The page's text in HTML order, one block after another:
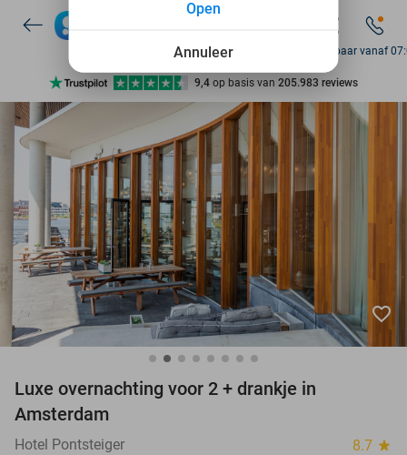
7 dagen per week beschikbaar
10+ miljoen leden
9,4 op basis van 205.983 reviews
Ontdek 15.000+ deals
7 dagen per week beschikbaar
10+ miljoen leden
Bereikbaar vanaf
favorite_border
Luxe overnachting voor 2 + drankje in
Amsterdam
Hotel Pontsteiger 8.7 star
Annuleer
Open